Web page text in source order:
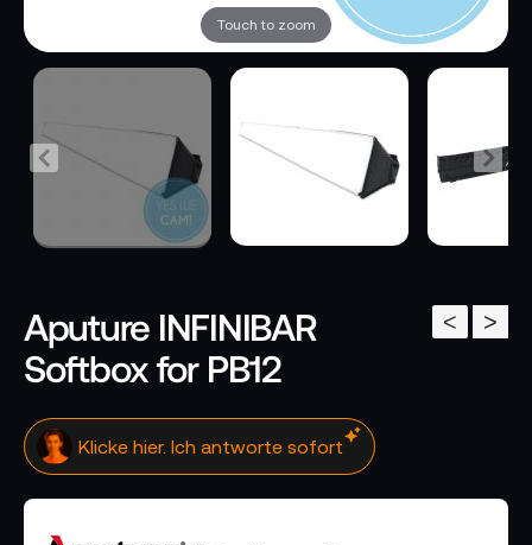
Touch to zoom
>
<
Aputure INFINIBAR
Softbox for PB12
Klicke hier. Ich antworte sofort